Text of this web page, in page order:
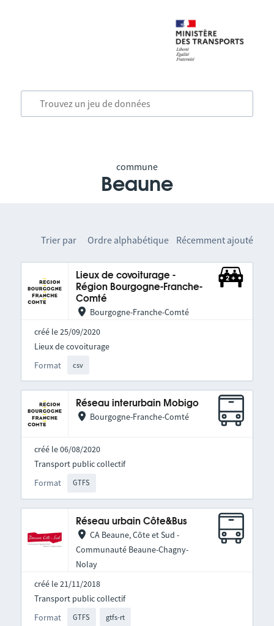
commune
Beaune
Trier par Ordre alphabétique Récemment ajouté
Lieux de covoiturage -
Région Bourgogne-Franche-
Comté
Bourgogne-Franche-Comté
créé le 25/09/2020
Format csv
Lieux de covoiturage
Réseau interurbain Mobigo
Bourgogne-Franche-Comté
créé le 06/08/2020
Format GTFS
Transport public collectif
Réseau urbain Côte&Bus
CA Beaune, Côte et Sud -
Communauté Beaune-Chagny-
Nolay
créé le 21/11/2018
Format GTFS gtfs-rt
Transport public collectif